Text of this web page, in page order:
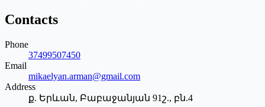
Contacts
Phone
37499507450
Email
mikaelyan.arman@gmail.com
Address
ք. Երևան, Բաբաջանյան 91շ., բն.4